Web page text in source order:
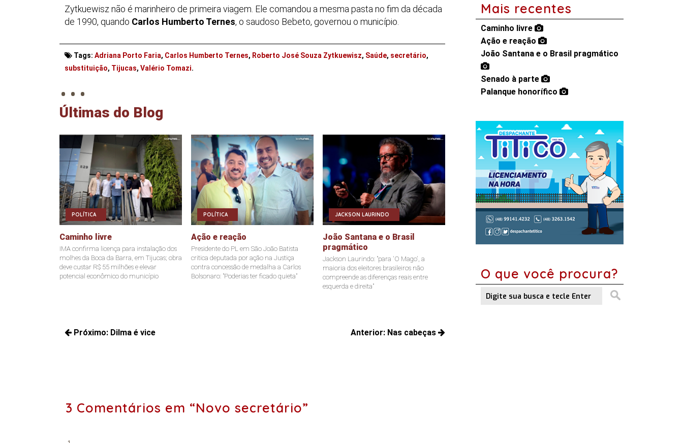
Zytkuewisz não é marinheiro de primeira viagem. Ele comandou a mesma pasta no fim da década
de 1990, quando Carlos Humberto Ternes, o saudoso Bebeto, governou o município.
Tags: Adriana Porto Faria, Carlos Humberto Ternes, Roberto José Souza Zytkuewisz, Saúde, secretário,
substituição, Tijucas, Valério Tomazi.
. . .
Últimas do Blog
POLÍTICA
Caminho livre
IMA confirma licença para instalação dos
molhes da Boca da Barra, em Tijucas; obra
deve custar R$ 55 milhões e elevar
potencial econômico do município
POLÍTICA
Ação e reação
Presidente do PL em São João Batista
critica deputada por ação na Justiça
contra concessão de medalha a Carlos
Bolsonaro: "Poderias ter ficado quieta"
JACKSON LAURINDO
João Santana e o Brasil
pragmático
Jackson Laurindo: "para 'O Mago', a
maioria dos eleitores brasileiros não
compreende as diferenças reais entre
esquerda e direita"
Navegação
Anterior: Nas cabeças
Próximo: Dilma é vice
Mais recentes
Caminho livre
Ação e reação
João Santana e o Brasil pragmático
Senado à parte
Palanque honorífico
O que você procura?
3 Comentários em “Novo secretário”